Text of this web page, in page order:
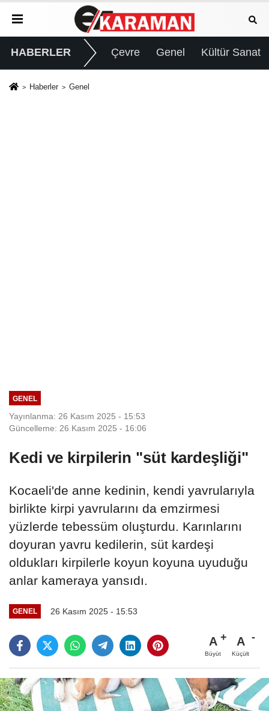
HABERLER Çevre Genel Kültür Sanat
Haberler Genel
GENEL
Yayınlanma: 26 Kasım 2025 - 15:53
Güncelleme: 26 Kasım 2025 - 16:06
Kedi ve kirpilerin "süt kardeşliği"
Kocaeli'de anne kedinin, kendi yavrularıyla
birlikte kirpi yavrularını da emzirmesi
yüzlerde tebessüm oluşturdu. Karınlarını
doyuran yavru kedilerin, süt kardeşi
oldukları kirpilerle koyun koyuna uyuduğu
anlar kameraya yansıdı.
GENEL 26 Kasım 2025 - 15:53
A
Büyüt
A
Küçült